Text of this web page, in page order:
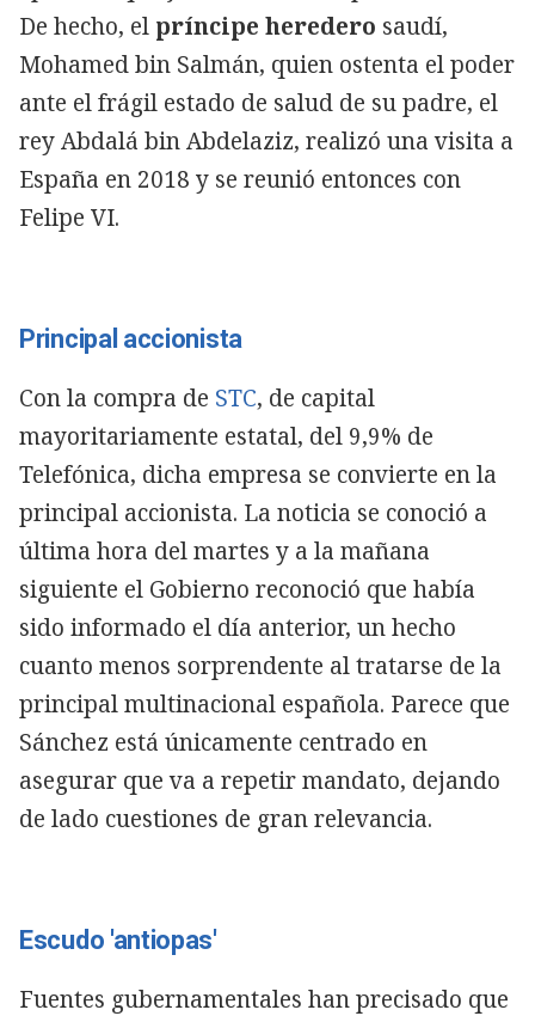
De hecho, el príncipe heredero saudí,
Mohamed bin Salmán, quien ostenta el poder
ante el frágil estado de salud de su padre, el
rey Abdalá bin Abdelaziz, realizó una visita a
España en 2018 y se reunió entonces con
Felipe VI.
Principal accionista
Con la compra de STC, de capital
mayoritariamente estatal, del 9,9% de
Telefónica, dicha empresa se convierte en la
principal accionista. La noticia se conoció a
última hora del martes y a la mañana
siguiente el Gobierno reconoció que había
sido informado el día anterior, un hecho
cuanto menos sorprendente al tratarse de la
principal multinacional española. Parece que
Sánchez está únicamente centrado en
asegurar que va a repetir mandato, dejando
de lado cuestiones de gran relevancia.
Escudo 'antiopas'
Fuentes gubernamentales han precisado que